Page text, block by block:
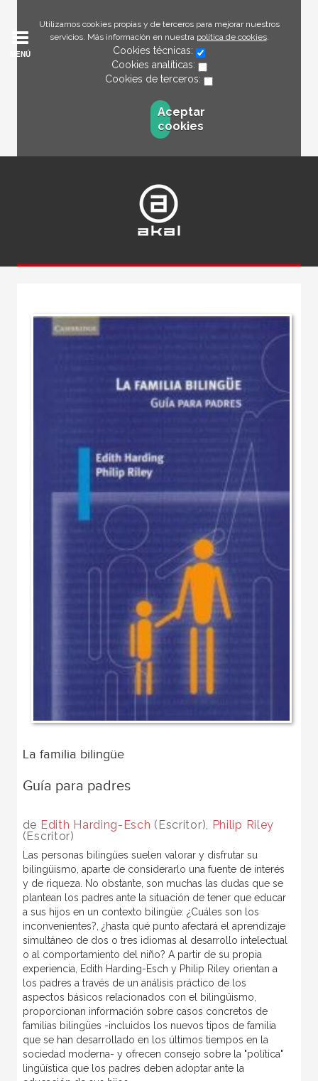
Utilizamos cookies propias y de terceros para mejorar nuestros
servicios. Más información en nuestra política de cookies.
Cookies técnicas:
Cookies analíticas:
Cookies de terceros:
Aceptar
cookies
MENÚ
La familia bilingüe
Guía para padres
de Edith Harding-Esch (Escritor), Philip Riley
(Escritor)
Las personas bilingües suelen valorar y disfrutar su
bilingüismo, aparte de considerarlo una fuente de interés
y de riqueza. No obstante, son muchas las dudas que se
plantean los padres ante la situación de tener que educar
a sus hijos en un contexto bilingüe: ¿Cuáles son los
inconvenientes?, ¿hasta qué punto afectará el aprendizaje
simultáneo de dos o tres idiomas al desarrollo intelectual
o al comportamiento del niño? A partir de su propia
experiencia, Edith Harding-Esch y Philip Riley orientan a
los padres a través de un análisis práctico de los
aspectos básicos relacionados con el bilingüismo,
proporcionan información sobre casos concretos de
familias bilingües -incluidos los nuevos tipos de familia
que se han desarrollado en los últimos tiempos en la
sociedad moderna- y ofrecen consejo sobre la "política"
lingüística que los padres deben adoptar ante la